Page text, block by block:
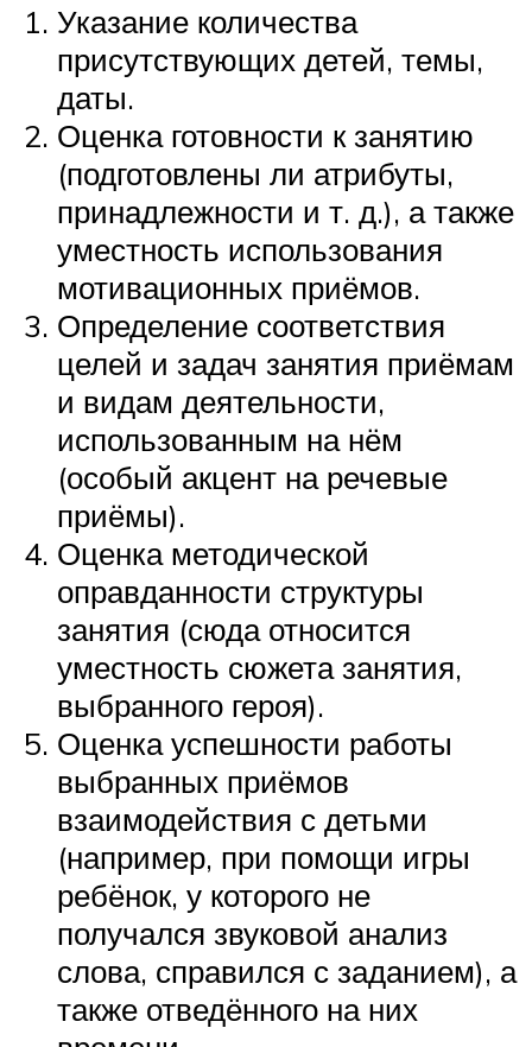
Указание количества
присутствующих детей, темы,
даты.
Оценка готовности к занятию
(подготовлены ли атрибуты,
принадлежности и т. д.), а также
уместность использования
мотивационных приёмов.
Определение соответствия
целей и задач занятия приёмам
и видам деятельности,
использованным на нём
(особый акцент на речевые
приёмы).
Оценка методической
оправданности структуры
занятия (сюда относится
уместность сюжета занятия,
выбранного героя).
Оценка успешности работы
выбранных приёмов
взаимодействия с детьми
(например, при помощи игры
ребёнок, у которого не
получался звуковой анализ
слова, справился с заданием), а
также отведённого на них